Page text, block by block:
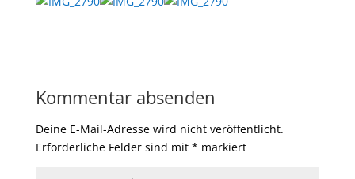
Kommentar absenden
Deine E-Mail-Adresse wird nicht veröffentlicht.
Erforderliche Felder sind mit * markiert